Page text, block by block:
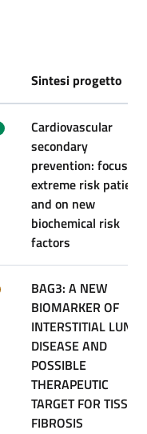
Sintesi progetto
Cardiovascular
secondary
prevention: focus on
extreme risk
and on new
biochemical risk
factors
BAG3: A NEW
BIOMARKER OF
INTERSTITIAL LUNG
DISEASE AND
POSSIBLE
THERAPEUTIC
TARGET FOR TISSUE
FIBROSIS